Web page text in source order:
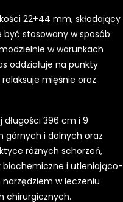
22+44 mm, składający
być stosowany w sposób
w warunkach
oddziałuje na punkty
mięśnie oraz
długości 396 cm i 9
górnych i dolnych oraz
różnych schorzeń,
biochemiczne i utleniająco-
w leczeniu
chirurgicznych.